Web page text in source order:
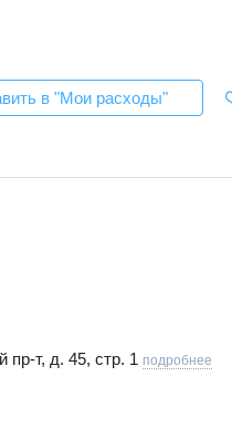
в "Мои расходы"
пр-т, д. 45, стр. 1 подробнее